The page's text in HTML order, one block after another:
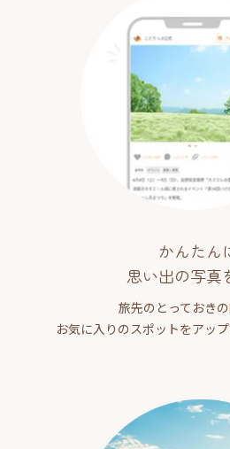
かんたん
思い出の写真
旅先のとっておきの
お気に入りのスポットをアッ